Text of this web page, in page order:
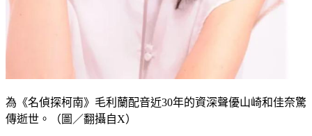
為《名偵探柯南》毛利蘭配音近30年的資深聲優山崎和佳奈驚